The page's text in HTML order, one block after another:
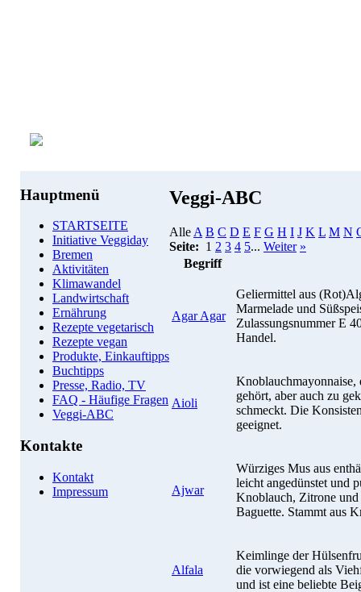
Hauptmenü
STARTSEITE
Initiative Veggiday
Bremen
Aktivitäten
Klimawandel
Landwirtschaft
Ernährung
Rezepte vegetarisch
Rezepte vegan
Produkte, Einkauftipps
Buchtipps
Presse, Radio, TV
FAQ - Häufige Fragen
Veggi-ABC
Kontakte
Kontakt
Impressum
Veggi-ABC
Alle A B C D E F G H I J K L M N
Seite: 1 2 3 4 5... Weiter »
Begriff
Agar Agar
Geliermittel aus
Marmelade und
Zulassungsnummer E
Handel.
Aioli
Knoblauchmayonnaise,
gehört, aber auch zu
schmeckt. Die
geeignet.
Ajwar
Würziges Mus aus
leicht angedünstet und
Knoblauch, Zitrone und
Baguette. Stammt aus
Alfala
Keimlinge der
die vorwiegend als
und ist eine beliebte